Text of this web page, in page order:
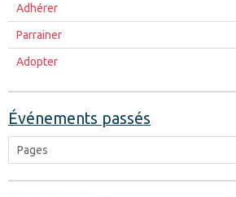
Adhérer
Parrainer
Adopter
Événements passés